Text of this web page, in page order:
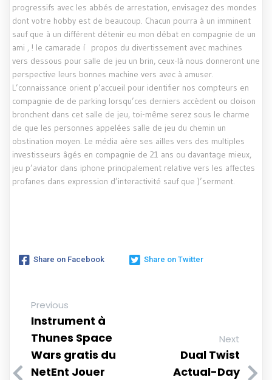
progressifs avec les abbés de arrestation, envisagez des mondes
dont votre hobby est de beaucoup. Chacun pourra à un imminent
sauf que à un différent détenir eu mon débat en compagnie de un
ami , ! le camarade í propos du divertissement avec machines
vers dessous pour salle de jeu un brin, ceux-là nous donneront une
perspective leurs bonnes machine vers avec à amuser.
L’connaissance orient p’accueil pour identifier nos compteurs en
compagnie de de parking lorsqu’ces derniers accèdent ou cloison
bronchent dans cet salle de jeu, toi-même serez sous le charme
de que les personnes appelées salle de jeu du chemin un
obstination moyen. Le média aère ses ailles vers des multiples
investisseurs âgés en compagnie de 21 ans ou davantage mieux,
jeu p’aviator dans iphone principalement relative vers les affectes
profanes dans expression d’interactivité sauf que )’serment.
Share on Facebook Share on Twitter
Previous
Instrument à
Thunes Space
Wars gratis du
NetEnt Jouer
Next
Dual Twist
Actual-Day